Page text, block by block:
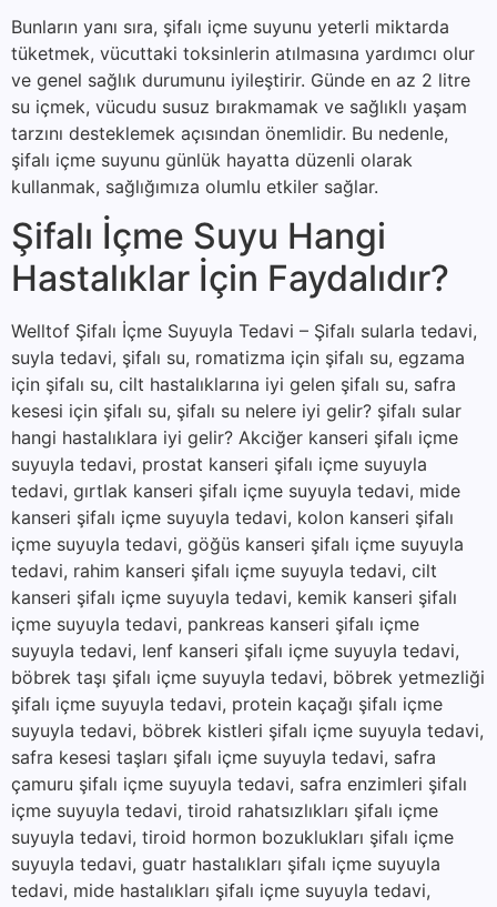
Bunların yanı sıra, şifalı içme suyunu yeterli miktarda
tüketmek, vücuttaki toksinlerin atılmasına yardımcı olur
ve genel sağlık durumunu iyileştirir. Günde en az 2 litre
su içmek, vücudu susuz bırakmamak ve sağlıklı yaşam
tarzını desteklemek açısından önemlidir. Bu nedenle,
şifalı içme suyunu günlük hayatta düzenli olarak
kullanmak, sağlığımıza olumlu etkiler sağlar.
Şifalı İçme Suyu Hangi
Hastalıklar İçin Faydalıdır?
Welltof Şifalı İçme Suyuyla Tedavi – Şifalı sularla tedavi,
suyla tedavi, şifalı su, romatizma için şifalı su, egzama
için şifalı su, cilt hastalıklarına iyi gelen şifalı su, safra
kesesi için şifalı su, şifalı su nelere iyi gelir? şifalı sular
hangi hastalıklara iyi gelir? Akciğer kanseri şifalı içme
suyuyla tedavi, prostat kanseri şifalı içme suyuyla
tedavi, gırtlak kanseri şifalı içme suyuyla tedavi, mide
kanseri şifalı içme suyuyla tedavi, kolon kanseri şifalı
içme suyuyla tedavi, göğüs kanseri şifalı içme suyuyla
tedavi, rahim kanseri şifalı içme suyuyla tedavi, cilt
kanseri şifalı içme suyuyla tedavi, kemik kanseri şifalı
içme suyuyla tedavi, pankreas kanseri şifalı içme
suyuyla tedavi, lenf kanseri şifalı içme suyuyla tedavi,
böbrek taşı şifalı içme suyuyla tedavi, böbrek yetmezliği
şifalı içme suyuyla tedavi, protein kaçağı şifalı içme
suyuyla tedavi, böbrek kistleri şifalı içme suyuyla tedavi,
safra kesesi taşları şifalı içme suyuyla tedavi, safra
çamuru şifalı içme suyuyla tedavi, safra enzimleri şifalı
içme suyuyla tedavi, tiroid rahatsızlıkları şifalı içme
suyuyla tedavi, tiroid hormon bozuklukları şifalı içme
suyuyla tedavi, guatr hastalıkları şifalı içme suyuyla
tedavi, mide hastalıkları şifalı içme suyuyla tedavi,